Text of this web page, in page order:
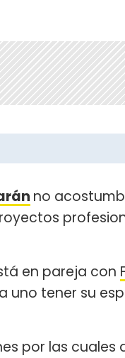
no
en pareja con
uno tener su
por las